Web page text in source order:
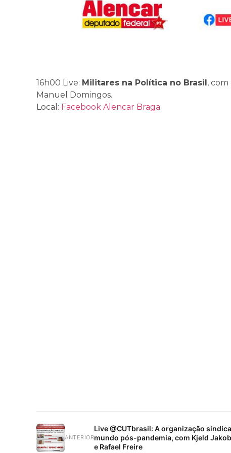
16h00 Live: Militares na Política no Brasil ,
Manuel Domingos.
Local: Facebook Alencar Braga
ANTERIOR
Live @CUTbrasil: A organização
mundo pós-pandemia, com Kjeld
e Rafael Freire